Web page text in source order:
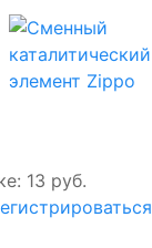
13 руб.